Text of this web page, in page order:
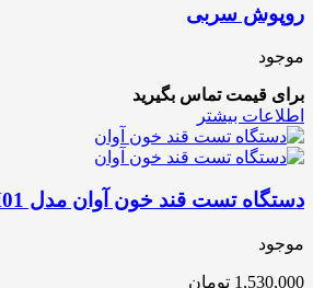
روپوش سربی
موجود
برای قیمت تماس بگیرید
اطلاعات بیشتر
دستگاه تست قند خون آوان مدل AGM01
موجود
1,530,000 تومان